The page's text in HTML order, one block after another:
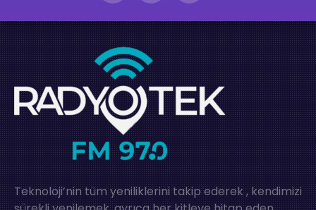
Teknoloji’nin tüm yeniliklerini takip ederek , kendimizi